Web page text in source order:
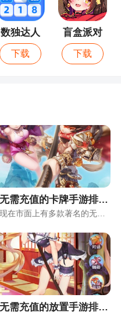
数独达人
下载
盲盒派对
下载
无需充值的卡牌手游排行榜
现在市面上有多款著名的无需充值的卡牌手游，安卓吧根据手游受众、手游画风和综合评价设立了无需充值的卡牌手游排行榜，用户可以根据排行榜的综合评价来选择合适的手游入坑，收藏本页面即可下载官方资源。
无需充值的放置手游排行榜